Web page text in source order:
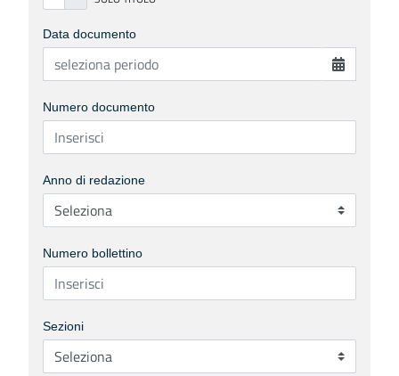
Data documento
Numero documento
Anno di redazione
Numero bollettino
Sezioni